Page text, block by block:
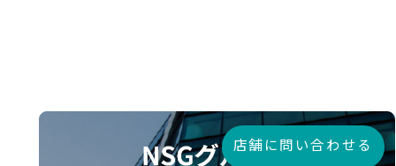
店舗に問い合わせる